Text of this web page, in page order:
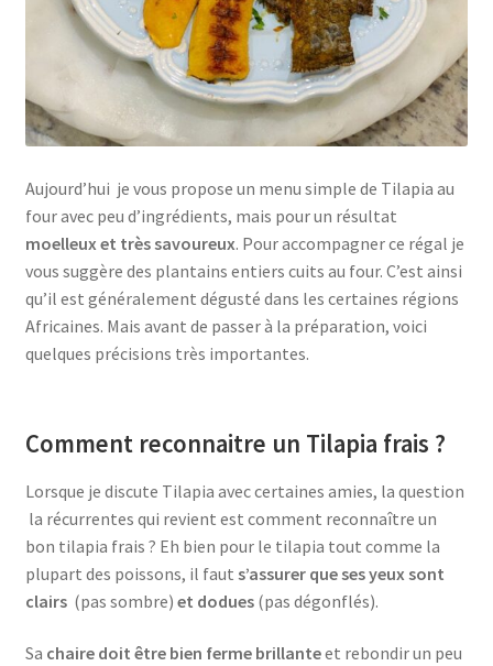
Aujourd’hui je vous propose un menu simple de Tilapia au
four avec peu d’ingrédients, mais pour un résultat
moelleux et très savoureux. Pour accompagner ce régal je
vous suggère des plantains entiers cuits au four. C’est ainsi
qu’il est généralement dégusté dans les certaines régions
Africaines. Mais avant de passer à la préparation, voici
quelques précisions très importantes.
Comment reconnaitre un Tilapia frais ?
Lorsque je discute Tilapia avec certaines amies, la question
la récurrentes qui revient est comment reconnaître un
bon tilapia frais ? Eh bien pour le tilapia tout comme la
plupart des poissons, il faut s’assurer que ses yeux sont
clairs (pas sombre) et dodues(pas dégonflés).
Sa chaire doit être bien ferme brillanteet rebondir un peu